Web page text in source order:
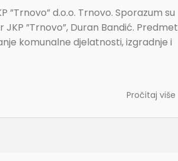
d.o.o. Trnovo. Sporazum su
”Trnovo”, Duran Bandić. Predmet
komunalne djelatnosti, izgradnje i
Pročitaj više